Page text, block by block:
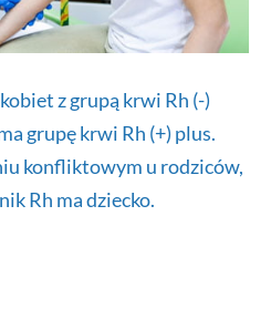
z grupą krwi Rh (-)
grupę krwi Rh (+) plus.
konfliktowym u rodziców,
Rh ma dziecko.